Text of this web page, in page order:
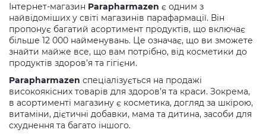
Інтернет-магазин Parapharmazen є одним з
найвідоміших у світі магазинів парафармації. Він
пропонує багатий асортимент продуктів, що включає
більше 12 000 найменувань. Це означає, що ви зможете
знайти майже все, що вам потрібно, від косметики до
продуктів здоров’я та гігієни.
Parapharmazen спеціалізується на продажі
високоякісних товарів для здоров’я та краси. Зокрема,
в асортименті магазину є косметика, догляд за шкірою,
витаміни, дієтичні добавки, мама та дитина, засоби для
схуднення та багато іншого.